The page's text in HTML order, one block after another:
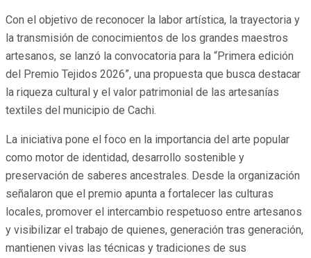
Con el objetivo de reconocer la labor artística, la trayectoria y
la transmisión de conocimientos de los grandes maestros
artesanos, se lanzó la convocatoria para la “Primera edición
del Premio Tejidos 2026”, una propuesta que busca destacar
la riqueza cultural y el valor patrimonial de las artesanías
textiles del municipio de Cachi.
La iniciativa pone el foco en la importancia del arte popular
como motor de identidad, desarrollo sostenible y
preservación de saberes ancestrales. Desde la organización
señalaron que el premio apunta a fortalecer las culturas
locales, promover el intercambio respetuoso entre artesanos
y visibilizar el trabajo de quienes, generación tras generación,
mantienen vivas las técnicas y tradiciones de sus